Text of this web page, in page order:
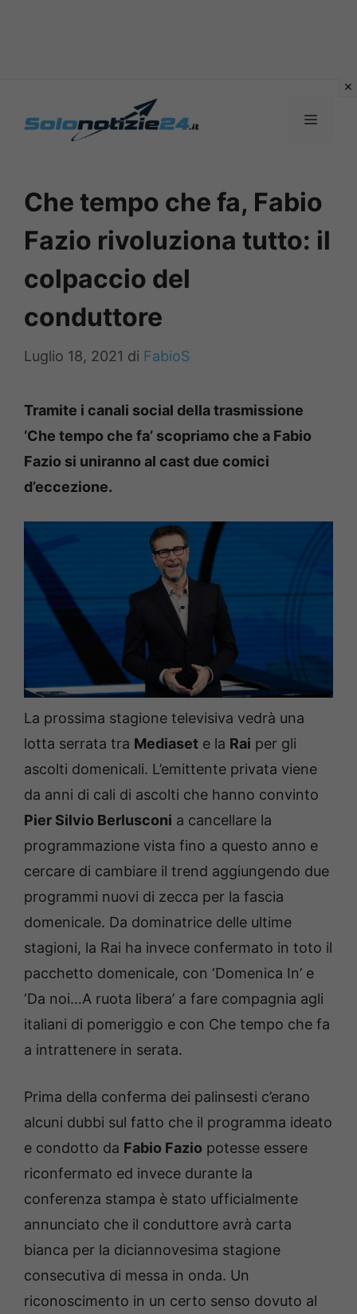
MENU
Che tempo che fa, Fabio
Fazio rivoluziona tutto: il
colpaccio del
conduttore
Luglio 18, 2021 di FabioS
Tramite i canali social della trasmissione
‘Che tempo che fa’ scopriamo che a Fabio
Fazio si uniranno al cast due comici
d’eccezione.
La prossima stagione televisiva vedrà una
lotta serrata tra Mediaset e la Rai per gli
ascolti domenicali. L’emittente privata viene
da anni di cali di ascolti che hanno convinto
Pier Silvio Berlusconi a cancellare la
programmazione vista fino a questo anno e
cercare di cambiare il trend aggiungendo due
programmi nuovi di zecca per la fascia
domenicale. Da dominatrice delle ultime
stagioni, la Rai ha invece confermato in toto il
pacchetto domenicale, con ‘Domenica In’ e
‘Da noi…A ruota libera’ a fare compagnia agli
italiani di pomeriggio e con Che tempo che fa
a intrattenere in serata.
Prima della conferma dei palinsesti c’erano
alcuni dubbi sul fatto che il programma ideato
e condotto da Fabio Fazio potesse essere
riconfermato ed invece durante la
conferenza stampa è stato ufficialmente
annunciato che il conduttore avrà carta
bianca per la diciannovesima stagione
consecutiva di messa in onda. Un
riconoscimento in un certo senso dovuto al